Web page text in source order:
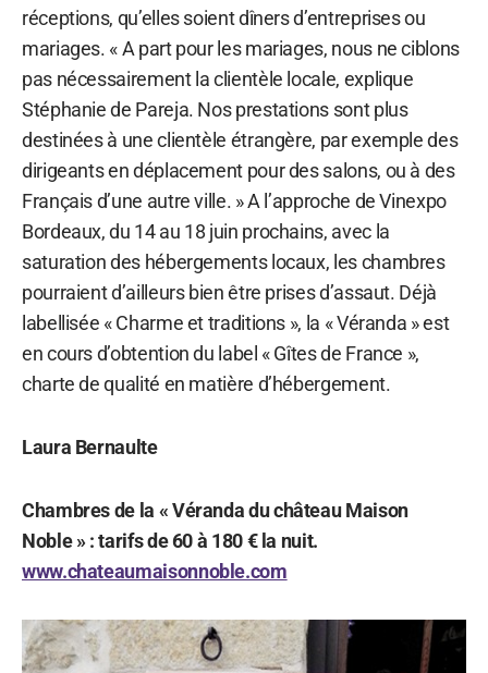
réceptions, qu’elles soient dîners d’entreprises ou
mariages. « A part pour les mariages, nous ne ciblons
pas nécessairement la clientèle locale, explique
Stéphanie de Pareja. Nos prestations sont plus
destinées à une clientèle étrangère, par exemple des
dirigeants en déplacement pour des salons, ou à des
Français d’une autre ville. » A l’approche de Vinexpo
Bordeaux, du 14 au 18 juin prochains, avec la
saturation des hébergements locaux, les chambres
pourraient d’ailleurs bien être prises d’assaut. Déjà
labellisée « Charme et traditions », la « Véranda » est
en cours d’obtention du label « Gîtes de France »,
charte de qualité en matière d’hébergement.
Laura Bernaulte
Chambres de la « Véranda du château Maison
Noble » : tarifs de 60 à 180 € la nuit.
www.chateaumaisonnoble.com